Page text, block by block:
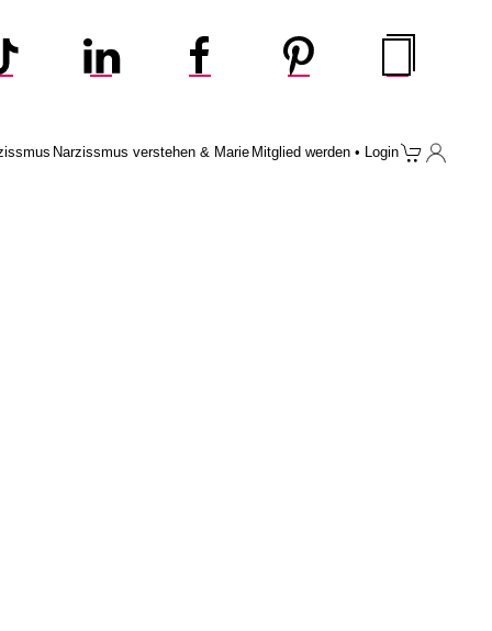
Narzissmus verstehen & Marie Mitglied werden • Login